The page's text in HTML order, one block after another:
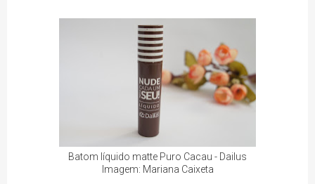
Batom líquido matte Puro Cacau - Dailus
Imagem: Mariana Caixeta